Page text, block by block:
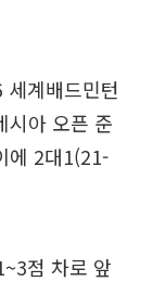
계배드민턴
시아 오픈 준
에 2대1(21-
점 차로 앞